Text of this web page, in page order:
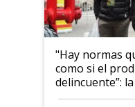
"Hay normas
como si el
delincuente”:
al Congreso